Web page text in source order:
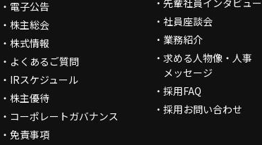
電子公告
株主総会
株式情報
よくあるご質問
IRスケジュール
株主優待
コーポレートガバナンス
免責事項
先輩社員インタビュー
社員座談会
業務紹介
求める人物像・人事
メッセージ
採用FAQ
採用お問い合わせ